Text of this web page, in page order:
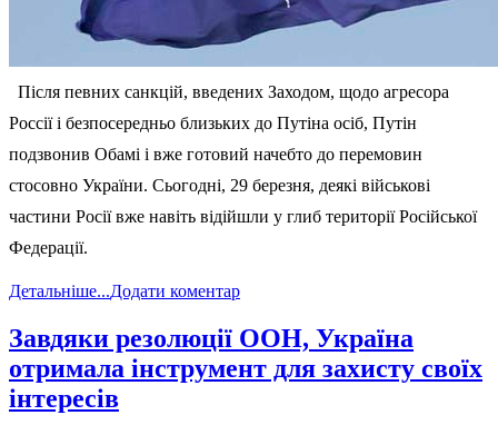
Після певних санкцій, введених Заходом, щодо агресора
Россії і безпосередньо близьких до Путіна осіб, Путін
подзвонив Обамі і вже готовий начебто до перемовин
стосовно України. Сьогодні, 29 березня, деякі військові
частини Росії вже навіть відійшли у глиб території Російської
Федерації.
Детальніше...Додати коментар
Завдяки резолюції ООН, Україна
отримала інструмент для захисту своїх
інтересів